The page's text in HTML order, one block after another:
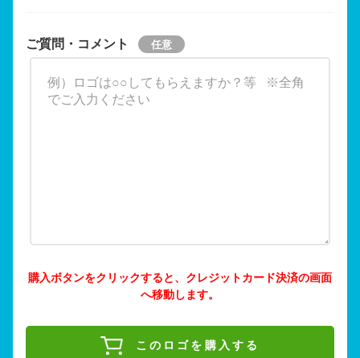
ご質問・コメント
購入ボタンをクリックすると、クレジットカード決済の画面
へ移動します。
このロゴを購入する